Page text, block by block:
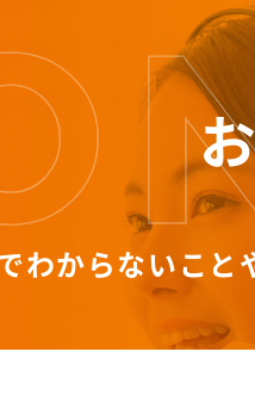
わからないこと